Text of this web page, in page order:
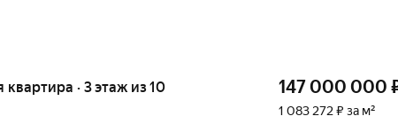
квартира · 3 этаж из 10 147 000 000
1 083 272 ₽ за м²